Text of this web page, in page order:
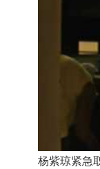
杨紫琼紧急